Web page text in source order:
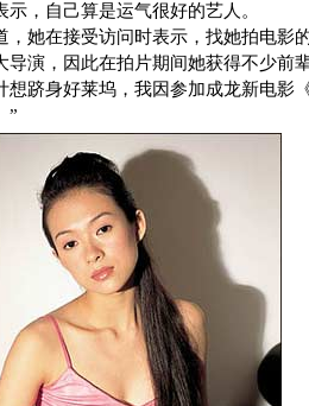
示，自己算是运气很好的艺人。
在接受访问时表示，找她拍电影
导演，因此在拍片期间她获得不少前
想跻身好莱坞，我因参加成龙新电影
”